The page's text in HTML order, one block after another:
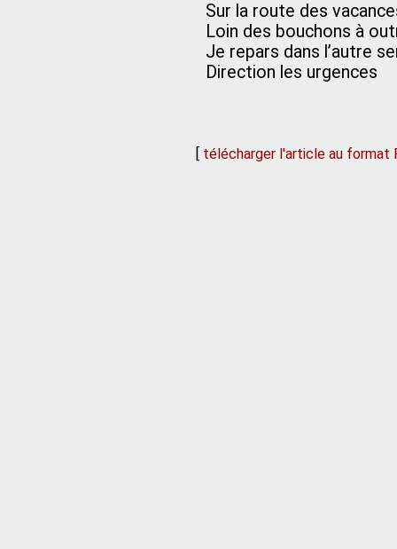
Sur la route des
Loin des bouchons à
Je repars dans l’autre
Direction les urgences
[ télécharger l'article au format